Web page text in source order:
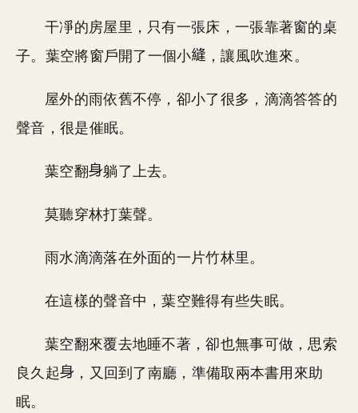
干凈的房屋里，只有一張床，一張靠著窗的桌
子。葉空將窗戶開了一個小
，讓風吹進來。
屋外的雨依舊不停，卻小了很多，滴滴答答的
聲音，很是催眠。
葉空翻 躺了上去。
莫聽穿林打葉聲。
雨水滴滴落在外面的一片竹林里。
在這樣的聲音中，葉空難得有些失眠。
葉空翻來覆去地睡不著，卻也無事可做，思索
良久起
，又回到了南廳，準備取兩本書用來助
眠。